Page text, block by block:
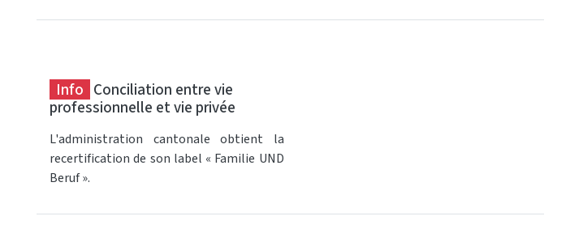
Info Conciliation entre vie
professionnelle et vie privée
L'administration cantonale obtient la
recertification de son label « Familie UND
Beruf ».